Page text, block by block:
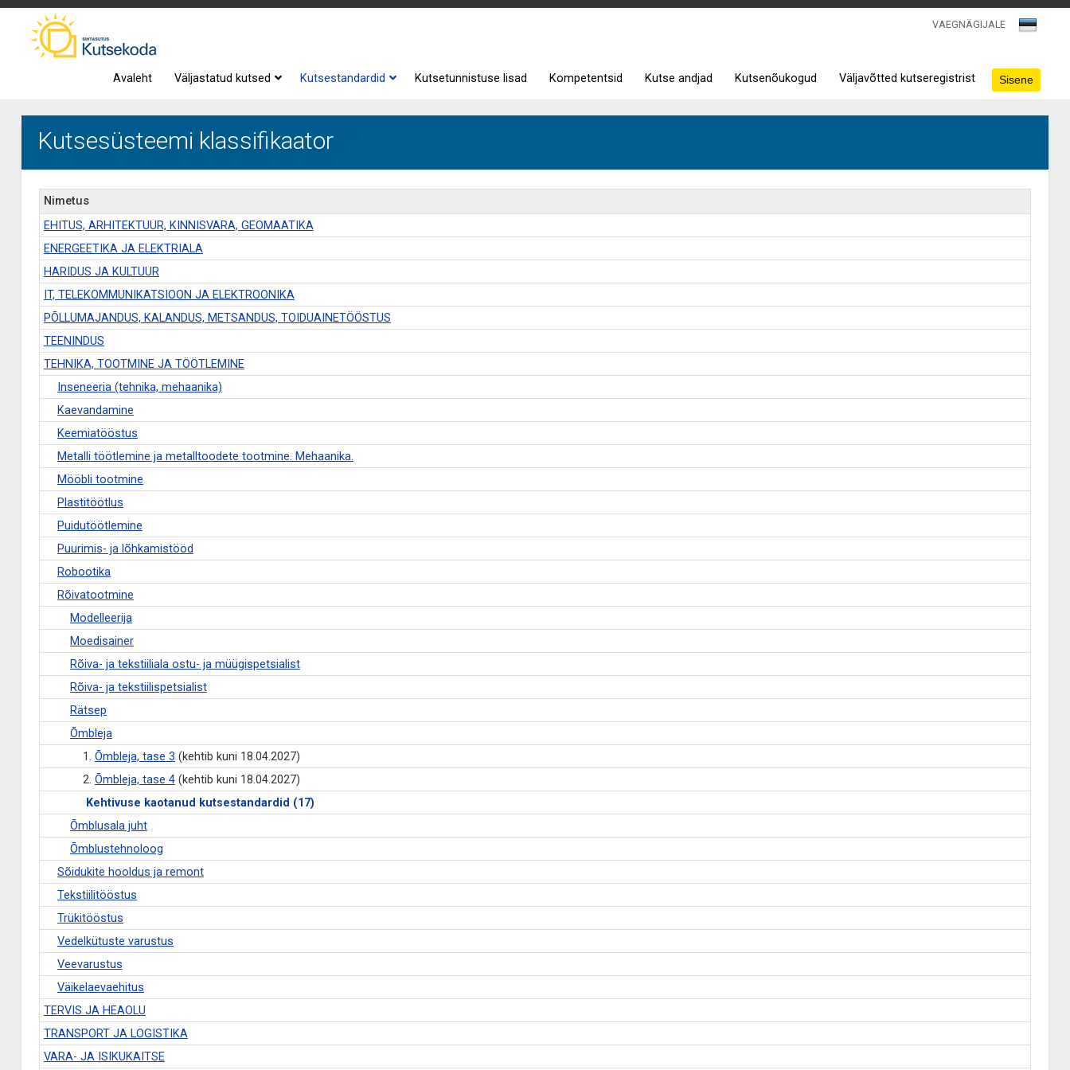
VAEGNÄGIJALE
Avaleht Väljastatud kutsed Kutsestandardid Kutsetunnistuse lisad Kompetentsid Kutse andjad Kutsenõukogud Väljavõtted kutseregistrist
Kutsesüsteemi klassifikaator
Nimetus
EHITUS, ARHITEKTUUR, KINNISVARA, GEOMAATIKA
ENERGEETIKA JA ELEKTRIALA
HARIDUS JA KULTUUR
IT, TELEKOMMUNIKATSIOON JA ELEKTROONIKA
PÕLLUMAJANDUS, KALANDUS, METSANDUS, TOIDUAINETÖÖSTUS
TEENINDUS
TEHNIKA, TOOTMINE JA TÖÖTLEMINE
Inseneeria (tehnika, mehaanika)
Kaevandamine
Keemiatööstus
Metalli töötlemine ja metalltoodete tootmine. Mehaanika.
Mööbli tootmine
Plastitöötlus
Puidutöötlemine
Puurimis- ja lõhkamistööd
Robootika
Rõivatootmine
Modelleerija
Moedisainer
Rõiva- ja tekstiiliala ostu- ja müügispetsialist
Rõiva- ja tekstiilispetsialist
Rätsep
Õmbleja
1. Õmbleja, tase 3 (kehtib kuni 18.04.2027)
2. Õmbleja, tase 4(kehtib kuni 18.04.2027)
Kehtivuse kaotanud kutsestandardid (17)
Õmblusala juht
Õmblustehnoloog
Sõidukite hooldus ja remont
Tekstiilitööstus
Trükitööstus
Vedelkütuste varustus
Veevarustus
Väikelaevaehitus
TERVIS JA HEAOLU
TRANSPORT JA LOGISTIKA
VARA- JA ISIKUKAITSE